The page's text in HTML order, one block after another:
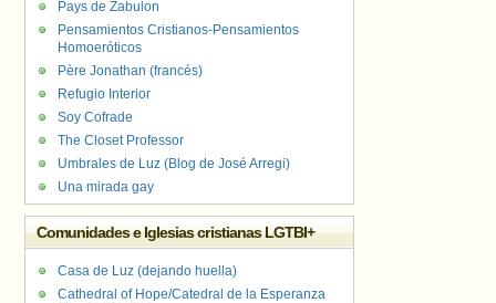
Pays de Zabulon
Pensamientos Cristianos-Pensamientos
Homoeróticos
Père Jonathan (francés)
Refugio Interior
Soy Cofrade
The Closet Professor
Umbrales de Luz (Blog de José Arregi)
Una mirada gay
Comunidades e Iglesias cristianas LGTBI+
Casa de Luz (dejando huella)
Cathedral of Hope/Catedral de la Esperanza